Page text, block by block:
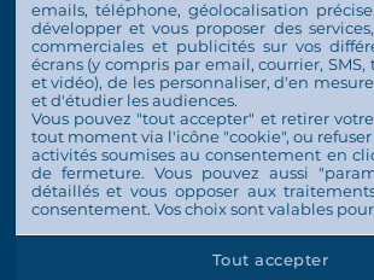
Nous soutenir
Contact
Espace Presse
© 2026 Tous droits réservés L'Arche
Gestion des cookies
emails, téléphone, géolocalisation
développer et vous proposer des
commerciales et publicités sur vos
écrans (y compris par email, courrier,
et vidéo), de les personnaliser, d'en
et d'étudier les audiences.
Vous pouvez "tout accepter" et retirer
tout moment via l'icône "cookie", ou refuser
activités soumises au consentement en
de fermeture. Vous pouvez aussi
détaillés et vous opposer aux
consentement. Vos choix sont valables
Tout accepter